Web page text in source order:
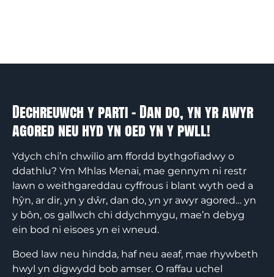
Dechreuwch y parti – Dan do, yn yr awyr
agored neu hyd yn oed yn y pwll!
Ydych chi’n chwilio am ffordd bythgofiadwy o
ddathlu? Ym Mhlas Menai, mae gennym ni restr
lawn o weithgareddau cyffrous i blant wyth oed a
hŷn, ar dir, yn y dŵr, dan do, yn yr awyr agored… yn
y bôn, os gallwch chi ddychmygu, mae’n debyg
ein bod ni eisoes yn ei wneud.
Boed law neu hindda, haf neu aeaf, mae rhywbeth
hwyl yn digwydd bob amser. O raffau uchel